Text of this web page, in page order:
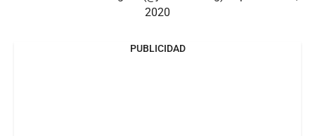
2020
PUBLICIDAD